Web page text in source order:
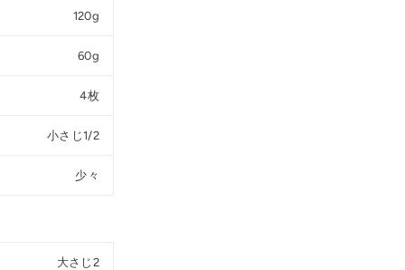
120g
60g
4枚
小さじ1/2
少々
大さじ2